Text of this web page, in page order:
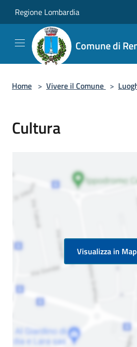
Regione Lombardia
Comune di
Home > Vivere il Comune >
Cultura
Visualizza in